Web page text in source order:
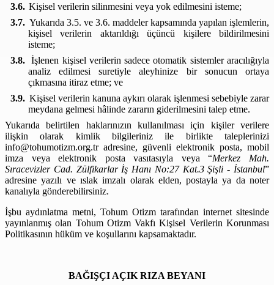
3.6. Kişisel verilerin silinmesini veya yok edilmesini isteme;
3.7. Yukarıda 3.5. ve 3.6. maddeler kapsamında yapılan işlemlerin,
kişisel verilerin aktarıldığı üçüncü kişilere bildirilmesini
isteme;
3.8.
İşlenen kişisel verilerin sadece otomatik sistemler aracılığıyla
analiz edilmesi suretiyle aleyhinize bir sonucun ortaya
çıkmasına itiraz etme; ve
3.9. Kişisel verilerin kanuna aykırı olarak işlenmesi sebebiyle zarar
meydana gelmesi hâlinde zararın giderilmesini talep etme.
Yukarıda belirtilen haklarınızın kullanılması için kişiler verilere
ilişkin olarak kimlik bilgileriniz ile birlikte taleplerinizi
info@tohumotizm.org.tradresine, güvenli elektronik posta, mobil
imza veya elektronik posta vasıtasıyla veya “Merkez Mah.
Sıracevizler Cad. Zülfikarlar İş Hanı No:27 Kat.3 Şişli - İstanbul”
adresine yazılı ve ıslak imzalı olarak elden, postayla ya da noter
kanalıyla gönderebilirsiniz.
İşbu aydınlatma metni, Tohum Otizm tarafından internet sitesinde
yayınlanmış olan Tohum Otizm Vakfı Kişisel Verilerin Korunması
Politikasının hüküm ve koşullarını kapsamaktadır.
BAĞIŞÇI AÇIK RIZA BEYANI